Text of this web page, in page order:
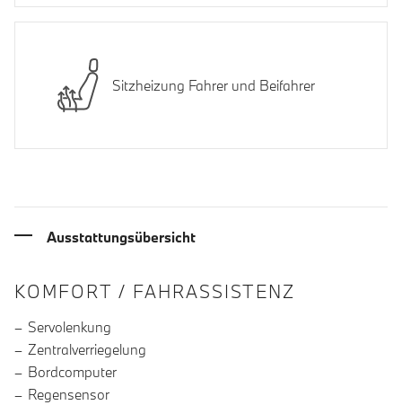
Sitzheizung Fahrer und Beifahrer
Ausstattungsübersicht
INFORMATIONEN ÜBER DIE
KOMFORT / FAHRASSISTENZ
Servolenkung
Zentralverriegelung
Bordcomputer
Regensensor